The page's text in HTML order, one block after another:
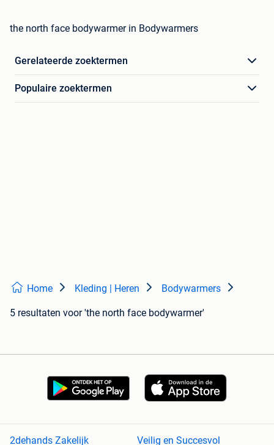
the north face bodywarmer in Bodywarmers
Gerelateerde zoektermen
Populaire zoektermen
Home Kleding | Heren Bodywarmers
5 resultaten voor 'the north face bodywarmer'
2dehands Zakelijk Veilig en Succesvol